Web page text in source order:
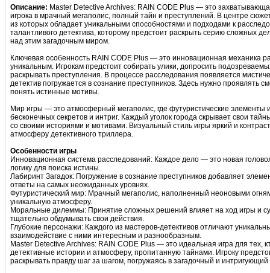
Описание: Master Detective Archives: RAIN CODE Plus — это
игрока в мрачный мегаполис, полный тайн и преступлений. В центре
из которых обладает уникальными способностями и подходами к
талантливого детектива, которому предстоит раскрыть серию сложных
над этим загадочным миром.
Ключевая особенность RAIN CODE Plus — это инновационная механика
уникальным. Игрокам предстоит собирать улики, допросить
раскрывать преступления. В процессе расследования появляется
детектив погружается в сознание преступников. Здесь нужно проявлять
понять истинные мотивы.
Мир игры — это атмосферный мегаполис, где футуристические
бесконечных секретов и интриг. Каждый уголок города скрывает свои
со своими историями и мотивами. Визуальный стиль игры яркий и
атмосферу детективного триллера.
Особенности игры
Инновационная система расследований: Каждое дело — это новая
логику для поиска истины.
Лабиринт Загадок: Погружение в сознание преступников добавляет
ответы на самых неожиданных уровнях.
Футуристический мир: Мрачный мегаполис, наполненный неоновыми
уникальную атмосферу.
Моральные дилеммы: Принятие сложных решений влияет на ход игры и
тщательно обдумывать свои действия.
Глубокие персонажи: Каждого из мастеров-детективов отличают
взаимодействие с ними интересным и разнообразным.
Master Detective Archives: RAIN CODE Plus — это идеальная игра для тех,
детективные истории и атмосферу, пропитанную тайнами. Игроку
раскрывать правду шаг за шагом, погружаясь в загадочный и